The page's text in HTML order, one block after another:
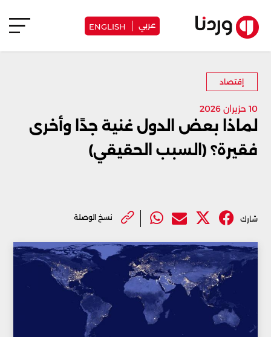
عربي ENGLISH
إقتصاد
10 حزيران 2026
لماذا بعض الدول غنية جدًا وأخرى
فقيرة؟ (السبب الحقيقي)
شارك نسخ الوصلة